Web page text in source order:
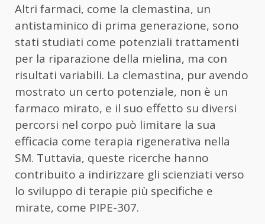
Altri farmaci, come la clemastina, un
antistaminico di prima generazione, sono
stati studiati come potenziali trattamenti
per la riparazione della mielina, ma con
risultati variabili. La clemastina, pur avendo
mostrato un certo potenziale, non è un
farmaco mirato, e il suo effetto su diversi
percorsi nel corpo può limitare la sua
efficacia come terapia rigenerativa nella
SM. Tuttavia, queste ricerche hanno
contribuito a indirizzare gli scienziati verso
lo sviluppo di terapie più specifiche e
mirate, come PIPE-307.